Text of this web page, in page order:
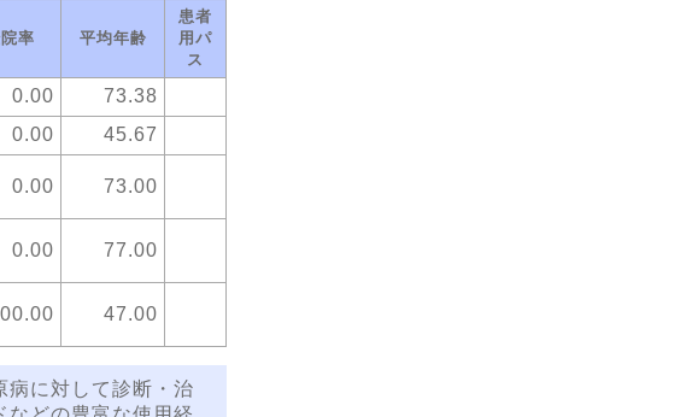
率 平均年齢
患者
用パ
ス
0.00
73.38
0.00 45.67
0.00 73.00
0.00 77.00
47.00
病に対して診断・治